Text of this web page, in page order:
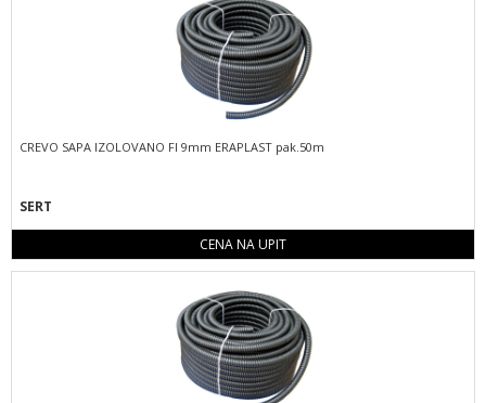
CREVO SAPA IZOLOVANO FI 9mm ERAPLAST pak.50m
SERT
CENA NA UPIT